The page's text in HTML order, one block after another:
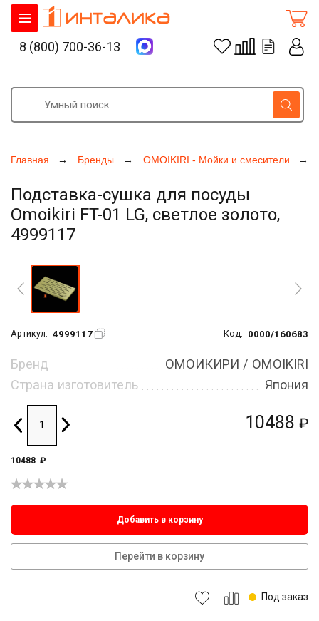
Главная Бренды OMOIKIRI - Мойки и смесители
Подставка-сушка для посуды
Omoikiri FT-01 LG, светлое золото,
4999117
Артикул: 4999117 Код: 0000/160683
10488 ₽
Бренд
ОМОИКИРИ / OMOIKIRI
Страна изготовитель
Япония
10488 ₽
Добавить в корзину
Перейти в корзину
Под заказ
8 (800) 700-36-13